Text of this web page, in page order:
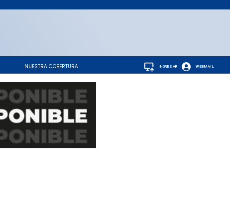
NUESTRA COBERTURA WEBMAIL
INGRESAR